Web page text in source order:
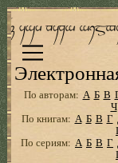
По авторам: А Б В
Ч
По книгам: А Б В Г
По сериям: А Б В Г